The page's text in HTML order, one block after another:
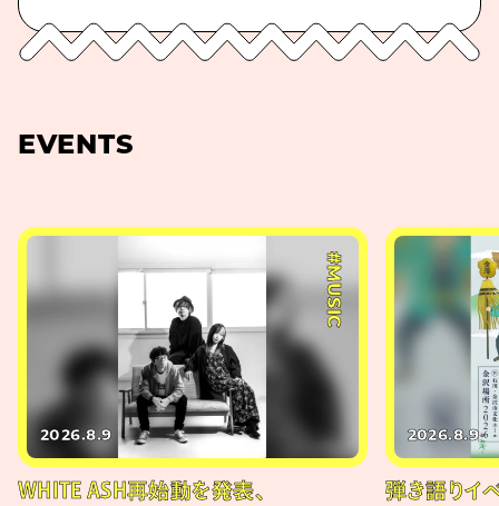
EVENTS
#MUSIC
2026.8.9
WHITE ASH再始動を発表、
2026.8.9
弾き語りイ